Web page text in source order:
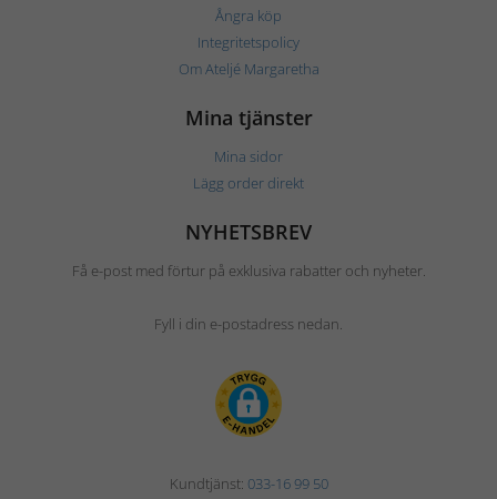
Ångra köp
Integritetspolicy
Om Ateljé Margaretha
Mina tjänster
Mina sidor
Lägg order direkt
NYHETSBREV
Få e-post med förtur på exklusiva rabatter och nyheter.
Fyll i din e-postadress nedan.
Kundtjänst: 033-16 99 50